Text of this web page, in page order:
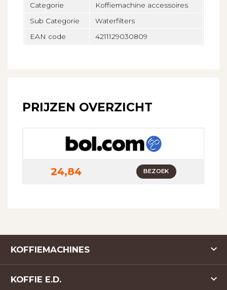
Categorie
Koffiemachine accessoires
Sub Categorie
Waterfilters
EAN code
4211129030809
PRIJZEN OVERZICHT
24,84 BEZOEK
KOFFIEMACHINES
KOFFIE E.D.